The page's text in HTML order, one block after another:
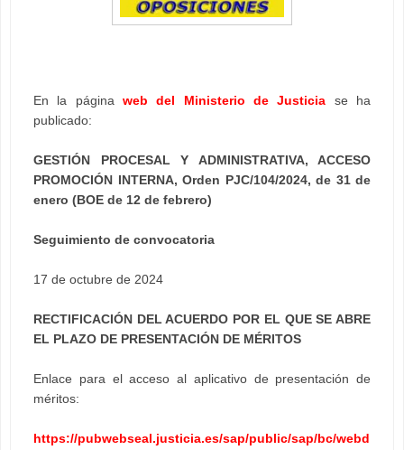
En la página web del Ministerio de Justicia se ha
publicado:
GESTIÓN PROCESAL Y ADMINISTRATIVA, ACCESO
PROMOCIÓN INTERNA, Orden PJC/104/2024, de 31 de
enero (BOE de 12 de febrero)
Seguimiento de convocatoria
17 de octubre de 2024
RECTIFICACIÓN DEL ACUERDO POR EL QUE SE ABRE
EL PLAZO DE PRESENTACIÓN DE MÉRITOS
Enlace para el acceso al aplicativo de presentación de
méritos:
https://pubwebseal.justicia.es/sap/public/sap/bc/webd